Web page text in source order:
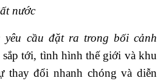
nước
yêu cầu đặt ra trong bối cảnh
tới, tình hình thế giới và khu
thay đổi nhanh chóng và diễn